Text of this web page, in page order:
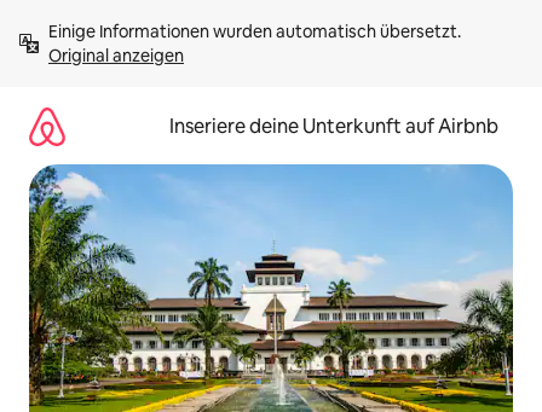
Inhalten
springenOriginal anzeigen
Inseriere deine Unterkunft auf Airbnb